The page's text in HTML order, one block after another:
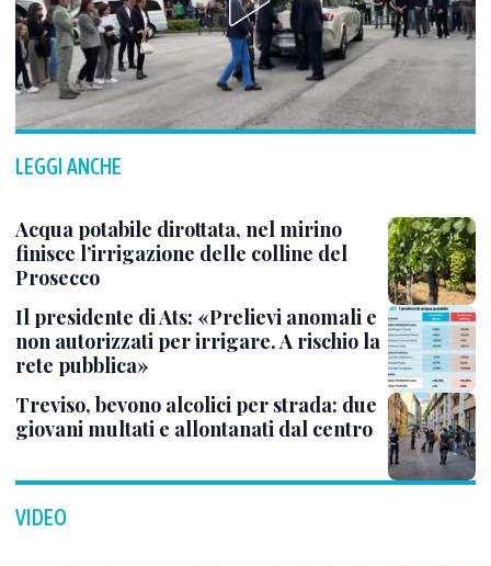
LEGGI ANCHE
Acqua potabile dirottata, nel mirino
finisce l’irrigazione delle colline del
Prosecco
Il presidente di Ats: «Prelievi anomali e
non autorizzati per irrigare. A rischio la
rete pubblica»
Treviso, bevono alcolici per strada: due
giovani multati e allontanati dal centro
VIDEO